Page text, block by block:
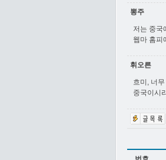
뽕주
저는 중국
웹마 홈피
휘오른
흐미, 너
중국이시